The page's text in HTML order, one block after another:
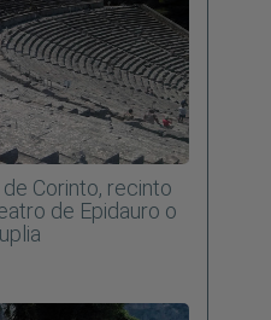
Corinto, recinto
de Epidauro o